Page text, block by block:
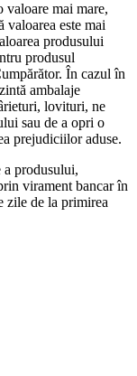
valoare mai mare,
valoarea este mai
produsului
produsul
În cazul în
ambalaje
lovituri, ne
sau de a opri o
prejudiciilor aduse.
produsului,
virament bancar în
zile de la primirea